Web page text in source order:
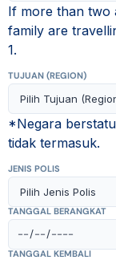
If more than two
family are
1.
TUJUAN (REGION)
*Negara
tidak termasuk.
JENIS POLIS
TANGGAL BERANGKAT
TANGGAL KEMBALI